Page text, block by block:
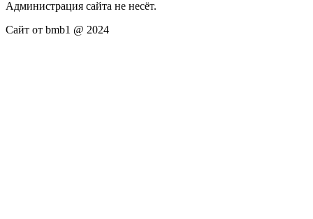
Администрация сайта не несёт.
Сайт от bmb1 @ 2024